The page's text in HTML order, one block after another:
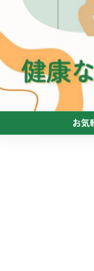
#トリミ
お
お気